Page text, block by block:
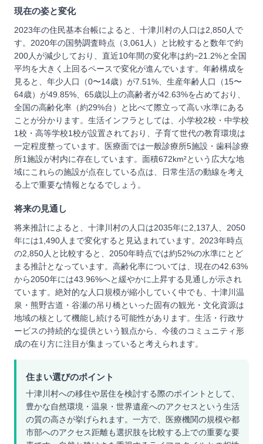
現在の姿と変化
2023年の住民基本台帳によると、十津川村の人口は2,850人で
す。2020年の国勢調査時点（3,061人）と比較すると数年で約
200人が減少しており、直近10年間の変化率は約−21.2%と全国
平均を大きく上回るペースで変化が進んでいます。年齢構成を
見ると、年少人口（0〜14歳）が7.51%、生産年齢人口（15〜
64歳）が49.85%、65歳以上の高齢者が42.63%を占めており、
全国の高齢化率（約29%台）と比べて際立って高い水準にある
ことが分かります。生活インフラとしては、小学校2校・中学校
1校・高等学校1校が設置されており、子育て世代の教育環境は
一定程度整っています。医療面では一般診療所5施設・歯科診療
所1施設が村内に存在しています。面積672km²という広大な地
域にこれらの施設が点在している点は、日常生活の動線を考え
る上で重要な情報となるでしょう。
将来の見通し
将来推計によると、十津川村の人口は2035年に2,137人、2050
年には1,490人まで変化すると見込まれています。2023年時点
の2,850人と比較すると、2050年時点では約52%の水準にとど
まる推計となっています。高齢化率については、現在の42.63%
から2050年には43.96%へと緩やかに上昇する見通しが示され
ています。絶対的な人口規模が縮小していく中でも、十津川温
泉・熊野古道・谷瀬の吊り橋といった固有の観光・文化資源は
地域の核として機能し続ける可能性があります。生活・行政サ
ービスの持続的な提供という観点から、今後のコミュニティ形
成の在り方に注目が集まっていると考えられます。
住まい選びのポイント
十津川村への移住や居住を検討する際のポイントとして、
豊かな自然環境・温泉・世界遺産へのアクセスという生活
の質の高さが挙げられます。一方で、医療機関の規模や都
市部へのアクセス距離も選択肢を比較する上での重要な要